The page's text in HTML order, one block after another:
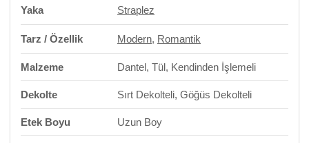
Yaka Straplez
Tarz / Özellik Modern, Romantik
Malzeme Dantel, Tül, Kendinden İşlemeli
Dekolte Sırt Dekolteli, Göğüs Dekolteli
Etek Boyu Uzun Boy